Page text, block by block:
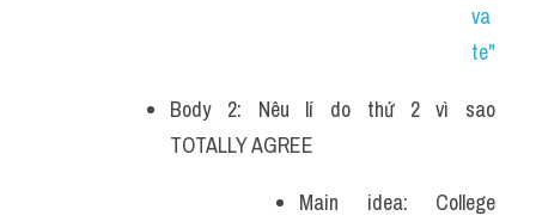
va
te"
Body 2: Nêu lí do thứ 2 vì sao
TOTALLY AGREE
Main idea: College